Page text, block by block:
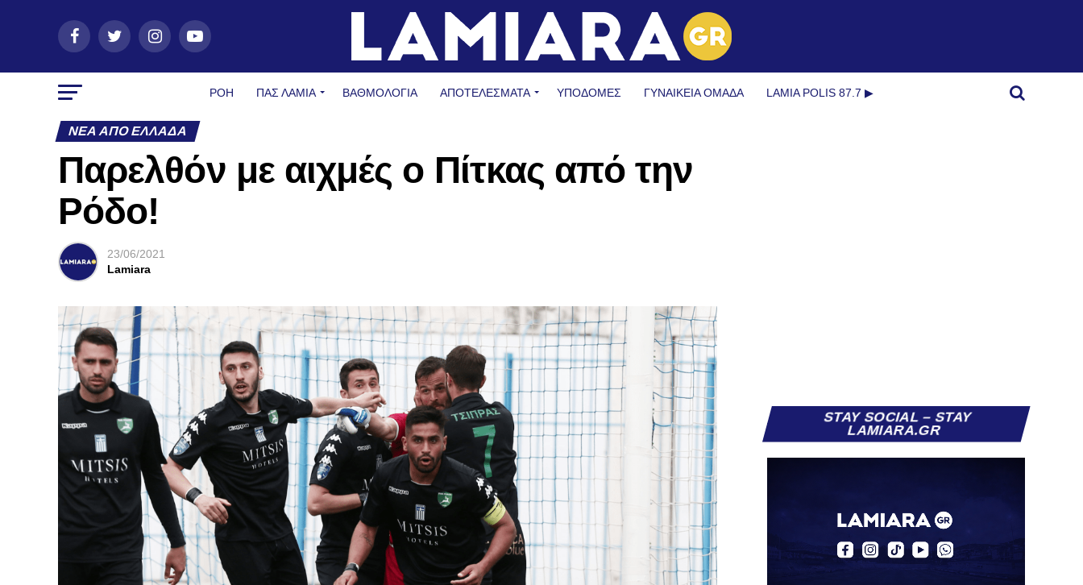
ΡΟΗ ΠΑΣ ΛΑΜΊΑ ΒΑΘΜΟΛΟΓΙΑ ΑΠΟΤΕΛΕΣΜΑΤΑ ΥΠΟΔΟΜΈΣ ΓΥΝΑΙΚΕΊΑ ΟΜΆΔΑ LAMIA POLIS 87.7 ▶︎
ΝΈΑ ΑΠΌ ΕΛΛΆΔΑ
Παρελθόν με αιχμές ο Πίτκας από την
Ρόδο!
23/06/2021
Lamiara
STAY SOCIAL – STAY
LAMIARA.GR